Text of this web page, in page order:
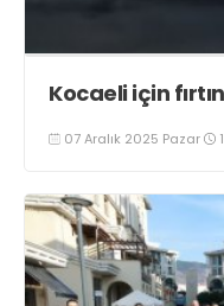
Kocaeli için
07 Aralık 2025 Pazar